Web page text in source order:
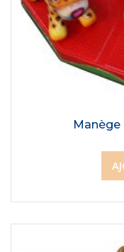
Manège